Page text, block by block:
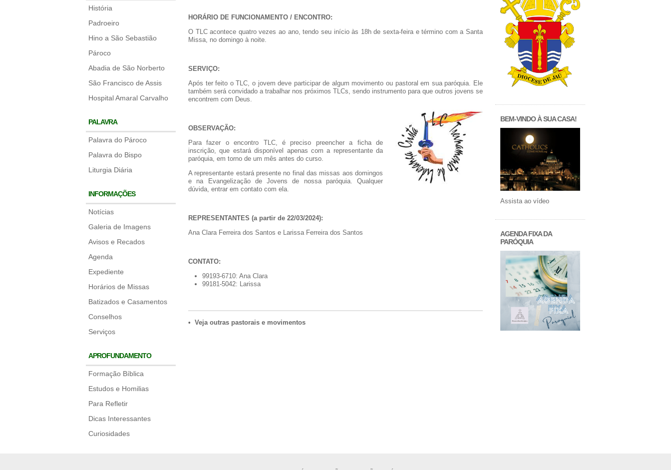
História
Padroeiro
Hino a São Sebastião
Pároco
Abadia de São Norberto
São Francisco de Assis
Hospital Amaral Carvalho
PALAVRA
Palavra do Pároco
Palavra do Bispo
Liturgia Diária
INFORMAÇÕES
Notícias
Galeria de Imagens
Avisos e Recados
Agenda
Expediente
Horários de Missas
Batizados e Casamentos
Conselhos
Serviços
APROFUNDAMENTO
Formação Bíblica
Estudos e Homilias
Para Refletir
Dicas Interessantes
Curiosidades
HORÁRIO DE FUNCIONAMENTO / ENCONTRO:
O TLC acontece quatro vezes ao ano, tendo seu início às 18h de sexta-feira e término com a Santa
Missa, no domingo à noite.
SERVIÇO:
Após ter feito o TLC, o jovem deve participar de algum movimento ou pastoral em sua paróquia. Ele
também será convidado a trabalhar nos próximos TLCs, sendo instrumento para que outros jovens se
encontrem com Deus.
OBSERVAÇÃO:
Para fazer o encontro TLC, é preciso preencher a ficha de
inscrição, que estará disponível apenas com a representante da
paróquia, em torno de um mês antes do curso.
A representante estará presente no final das missas aos domingos
e na Evangelização de Jovens de nossa paróquia. Qualquer
dúvida, entrar em contato com ela.
REPRESENTANTES (a partir de 22/03/2024):
Ana Clara Ferreira dos Santos e Larissa Ferreira dos Santos
CONTATO:
99193-6710: Ana Clara
99181-5042: Larissa
• Veja outras pastorais e movimentos
BEM-VINDO À SUA CASA!
Assista ao vídeo
AGENDA FIXA DA
PARÓQUIA